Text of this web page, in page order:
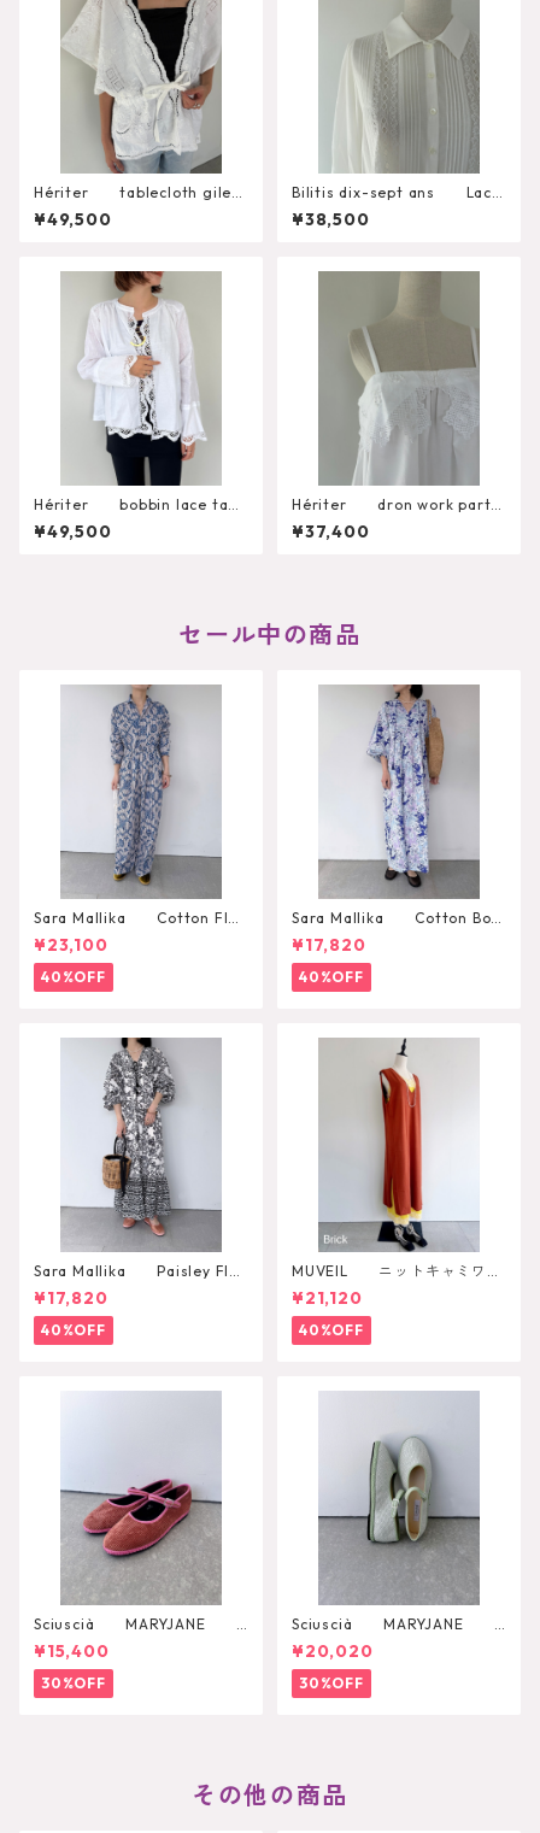
Hériter tablecloth gilet
H0-00-3102
¥49,500
Bilitis dix-sept ans Lace
+Tuck Blouse 2911-959
¥38,500
Hériter bobbin lace tabl
ecloth blouse H0-00-3
099
¥49,500
Hériter dron work parts
camisole H0-00-3092
¥37,400
セール中の商品
Sara Mallika Cotton Flo
wer Signal Print All In One
¥23,100
40%OFF
Sara Mallika Cotton Boh
emian Flower Print Dress
¥17,820
40%OFF
Sara Mallika Paisley Flo
wer Print Dress
¥17,820
40%OFF
MUVEIL ニットキャミワン
ピース
¥21,120
40%OFF
Sciuscià MARYJANE
（ROOIBOS TEA）
¥15,400
30%OFF
Sciuscià MARYJANE
（ARTICHOKE）
¥20,020
30%OFF
その他の商品